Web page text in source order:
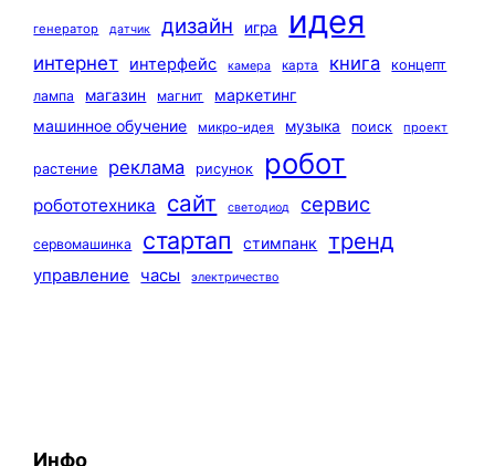
генератор датчик дизайн игра идея
интернет интерфейс камера карта книга
концепт
лампа
магазин магнит
маркетинг
машинное обучение
микро-идея музыка поиск проект
растение реклама рисунок робот
робототехника сайт светодиод сервис
сервомашинка стартап стимпанк тренд
управление часы электричество
Инфо